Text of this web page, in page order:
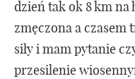
dzień tak ok 8 km na
zmęczona a czasem
siły i mam pytanie
przesilenie